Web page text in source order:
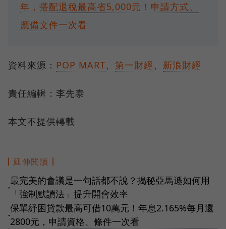
年，搭配退稅最高省5,000元！申請方式、
應備文件一次看
資料來源： POP MART、 第一財經、 新浪財經
責任編輯：李先泰
本文不提供轉載
延伸閱讀
●
最完美的會議是一句話都不說？揭秘亞馬遜如何用
「強制默讀法」提升開會效率
●
保單紓困貸款最高可借10萬元！年息2.165%每月還
2800元，申請資格、條件一次看